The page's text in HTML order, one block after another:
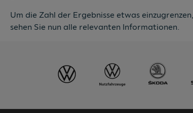
Um die Zahl der Ergebnisse etwas
sehen Sie nun alle relevanten Informationen.